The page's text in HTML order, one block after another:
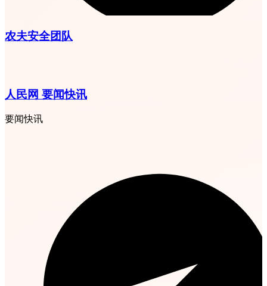
农夫安全团队
人民网 要闻快讯
要闻快讯